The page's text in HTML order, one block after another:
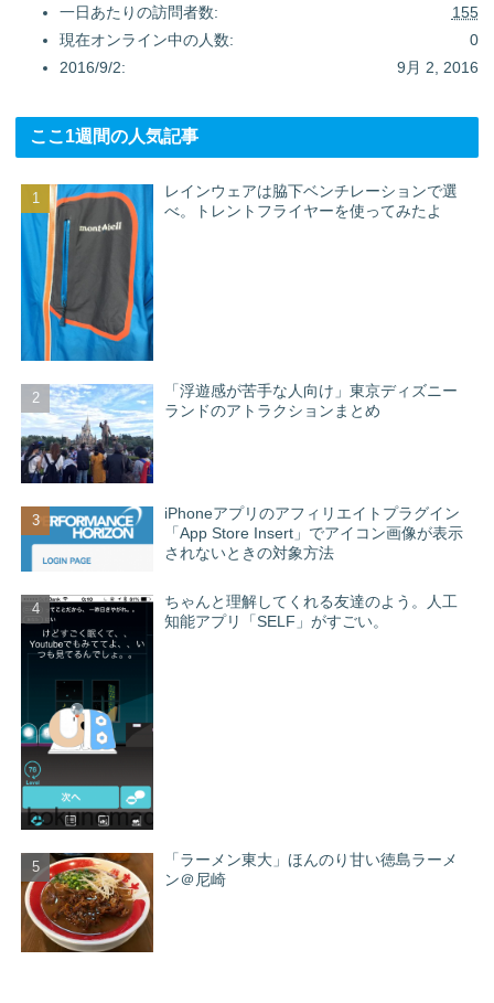
155
一日あたりの訪問者数:
0
現在オンライン中の人数:
9月 2, 2016
2016/9/2:
ここ1週間の人気記事
レインウェアは脇下ベンチレーションで選
べ。トレントフライヤーを使ってみたよ
「浮遊感が苦手な人向け」東京ディズニー
ランドのアトラクションまとめ
iPhoneアプリのアフィリエイトプラグイン
「App Store Insert」でアイコン画像が表示
されないときの対象方法
ちゃんと理解してくれる友達のよう。人工
知能アプリ「SELF」がすごい。
「ラーメン東大」ほんのり甘い徳島ラーメ
ン＠尼崎